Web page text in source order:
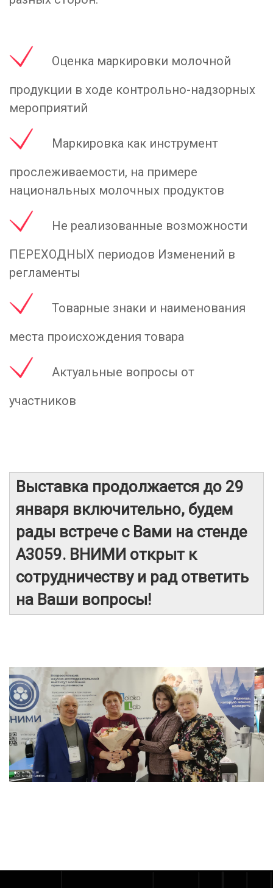
Оценка маркировки молочной
продукции в ходе контрольно-надзорных
мероприятий
Маркировка как инструмент
прослеживаемости, на примере
национальных молочных продуктов
Не реализованные возможности
ПЕРЕХОДНЫХ периодов Изменений в
регламенты
Товарные знаки и наименования
места происхождения товара
Актуальные вопросы от
участников
Выставка продолжается до 29
января включительно, будем
рады встрече с Вами на стенде
А3059. ВНИМИ открыт к
сотрудничеству и рад ответить
на Ваши вопросы!